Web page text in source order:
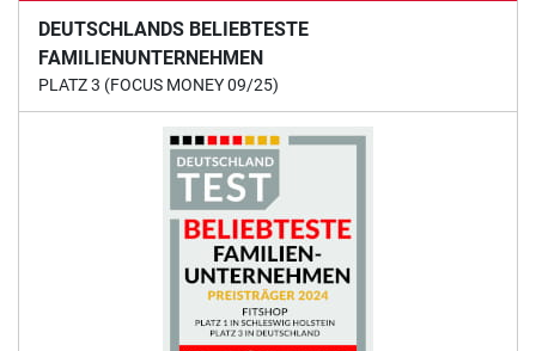
DEUTSCHLANDS BELIEBTESTE
FAMILIENUNTERNEHMEN
PLATZ 3 (FOCUS MONEY 09/25)